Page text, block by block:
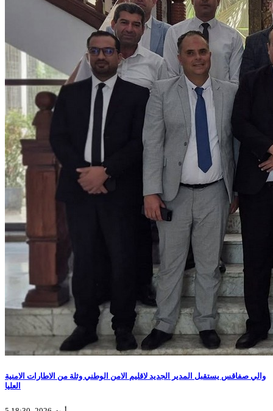
والي صفاقس يستقبل المدير الجديد لاقليم الامن الوطني وثلة من الاطارات الامنية
العليا